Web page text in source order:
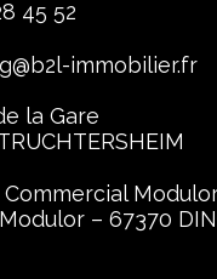
45 52
immobilier.fr
la Gare
TRUCHTERSHEIM
– 67370